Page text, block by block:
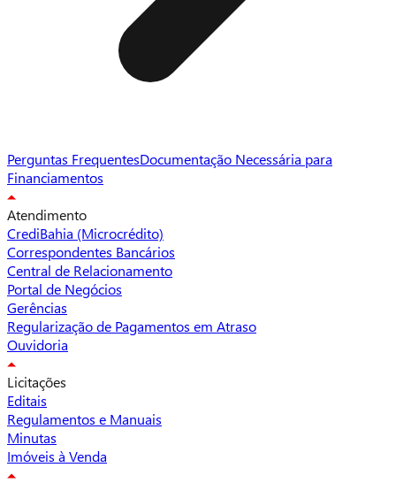
Perguntas FrequentesDocumentação Necessária para
Financiamentos
Atendimento
CrediBahia (Microcrédito)
Correspondentes Bancários
Central de Relacionamento
Portal de Negócios
Gerências
Regularização de Pagamentos em Atraso
Ouvidoria
Licitações
Editais
Regulamentos e Manuais
Minutas
Imóveis à Venda